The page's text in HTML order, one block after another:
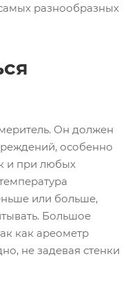
разнообразных
Он должен
особенно
и при любых
или больше,
Большое
как ареометр
не задевая стенки